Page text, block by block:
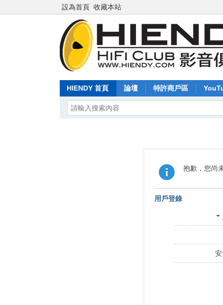
設為首頁 收藏本站
HIENDY 首頁 論壇 特許商戶區
抱歉，您尚
用戶登錄